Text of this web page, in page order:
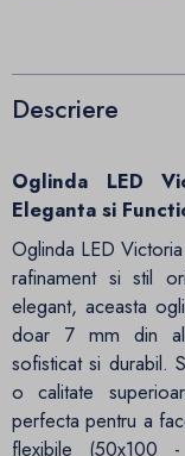
Descriere
Oglinda LED
Eleganta si
Oglinda LED
rafinament si stil
elegant, aceasta
doar 7 mm din
sofisticat si durabil.
o calitate
perfecta pentru a
flexibile (50x100